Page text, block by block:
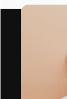
Videos